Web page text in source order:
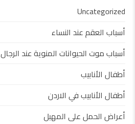
Uncategorized
أسباب العقم عند النساء
أسباب موت الحيوانات المنوية عند الرجال
أطفال الأنابيب
أطفال الأنابيب في الاردن
أعراض الحمل على المهبل